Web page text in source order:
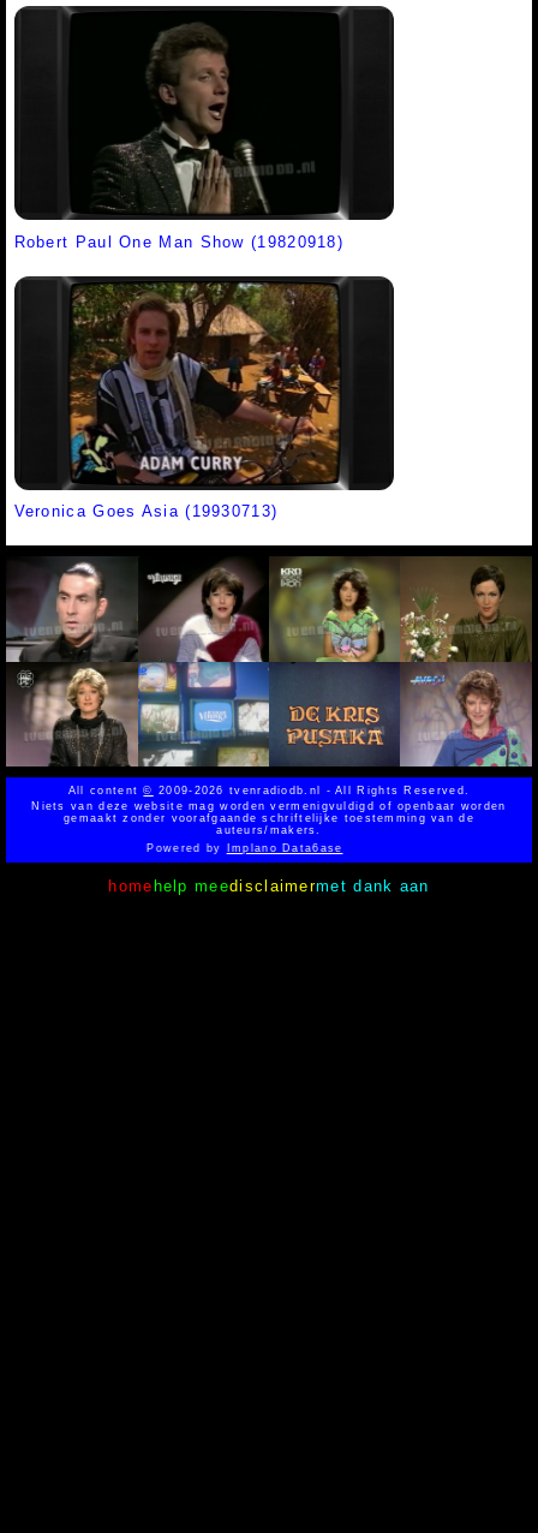
Robert Paul One Man Show (19820918)
Veronica Goes Asia (19930713)
All content© 2009-2026 tvenradiodb.nl - All Rights Reserved.
Niets van deze website mag worden vermenigvuldigd of openbaar worden
gemaakt zonder voorafgaande schriftelijke toestemming van de
auteurs/makers.
Powered by
Implano Data6ase
home help meedisclaimermet dank aan